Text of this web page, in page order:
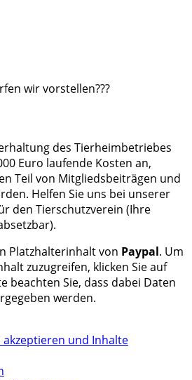
wir vorstellen???
des Tierheimbetriebes
Euro laufende Kosten an,
Teil von Mitgliedsbeiträgen und
Helfen Sie uns bei unserer
den Tierschutzverein (Ihre
Platzhalterinhalt von Paypal. Um
zuzugreifen, klicken Sie auf
beachten Sie, dass dabei Daten
werden.
und Inhalte